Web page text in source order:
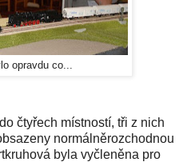
opravdu co...
čtyřech místností, tři z nich
normálněrozchodnou
byla vyčleněna pro